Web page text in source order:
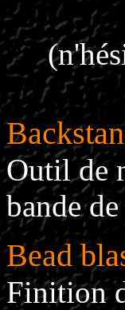
Outil de
bande
Bead
Finition